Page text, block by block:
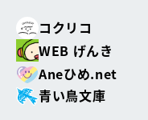
コクリコ
WEB げんき
Aneひめ.net
青い鳥文庫